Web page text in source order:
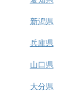
新潟県
兵庫県
山口県
大分県